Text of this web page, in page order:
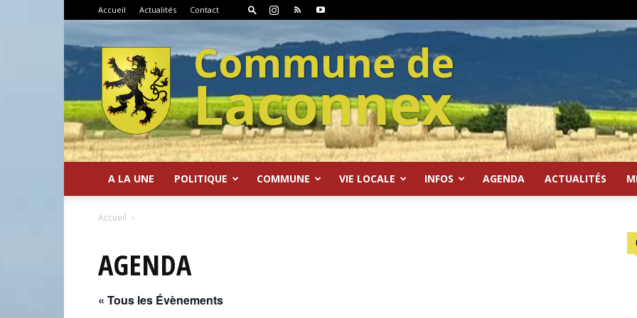
Accueil Actualités Contact
A LA UNE POLITIQUE COMMUNE VIE LOCALE INFOS AGENDA ACTUALITÉS
Accueil
AGENDA
« Tous les Évènements